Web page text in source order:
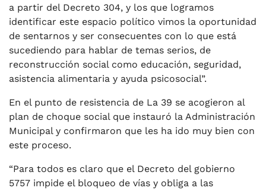
a partir del Decreto 304, y los que logramos
identificar este espacio político vimos la oportunidad
de sentarnos y ser consecuentes con lo que está
sucediendo para hablar de temas serios, de
reconstrucción social como educación, seguridad,
asistencia alimentaria y ayuda psicosocial”.
En el punto de resistencia de La 39 se acogieron al
plan de choque social que instauró la Administración
Municipal y confirmaron que les ha ido muy bien con
este proceso.
“Para todos es claro que el Decreto del gobierno
5757 impide el bloqueo de vías y obliga a las